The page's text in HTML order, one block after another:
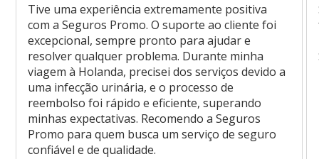
Tive uma experiência extremamente positiva
com a Seguros Promo. O suporte ao cliente foi
excepcional, sempre pronto para ajudar e
resolver qualquer problema. Durante minha
viagem à Holanda, precisei dos serviços devido a
uma infecção urinária, e o processo de
reembolso foi rápido e eficiente, superando
minhas expectativas. Recomendo a Seguros
Promo para quem busca um serviço de seguro
confiável e de qualidade.